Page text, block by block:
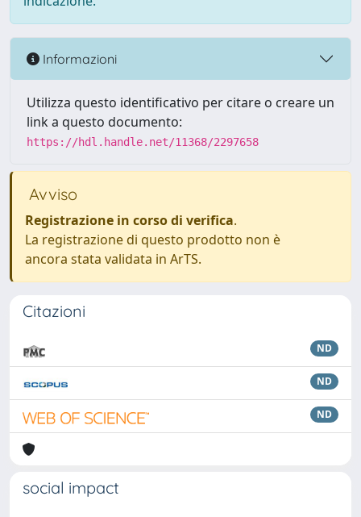
Informazioni
Utilizza questo identificativo per citare o creare un
link a questo documento:
https://hdl.handle.net/11368/2297658
Avviso
Registrazione in corso di verifica.
La registrazione di questo prodotto non è
ancora stata validata in ArTS.
Citazioni
ND
ND
ND
social impact